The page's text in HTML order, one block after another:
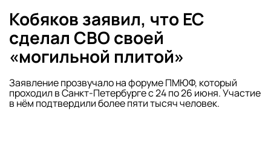
Кобяков заявил, что ЕС
сделал СВО своей
«могильной плитой»
Заявление прозвучало на форуме ПМЮФ, который
проходил в Санкт-Петербурге с 24 по 26 июня. Участие
в нём подтвердили более пяти тысяч человек.